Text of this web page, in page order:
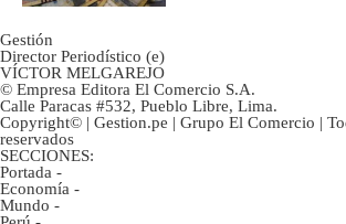
Gestión
Director Periodístico (e)
VÍCTOR MELGAREJO
© Empresa Editora El Comercio S.A.
Calle Paracas #532, Pueblo Libre, Lima.
Copyright© | Gestion.pe | Grupo El Comercio |
reservados
SECCIONES:
Portada -
Economía -
Mundo -